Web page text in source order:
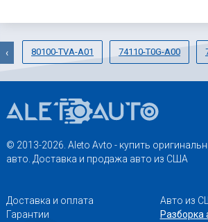
80100-TVA-A01 74110-T0G-A00
‹
© 2013-2026. Aleto Avto - купить
авто. Доставка и продажа авто из США
Доставка и оплата
Гарантии
Авто из
Разборка